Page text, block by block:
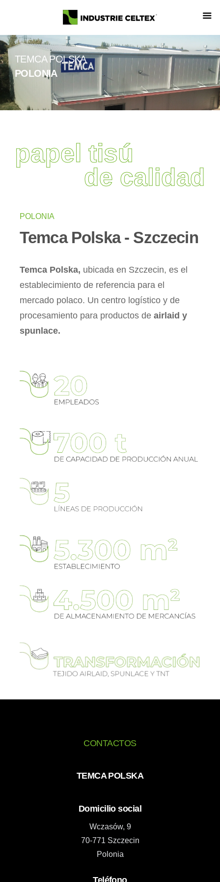
TEMCA POLSKA
POLONIA
papel tisú
de calidad
POLONIA
Temca Polska - Szczecin
Temca Polska, ubicada en Szczecin, es el
establecimiento de referencia para el
mercado polaco. Un centro logístico y de
procesamiento para productos de airlaid y
spunlace.
CONTACTOS
TEMCA POLSKA
Domicilio social
Wczasów, 9
70-771 Szczecin
Polonia